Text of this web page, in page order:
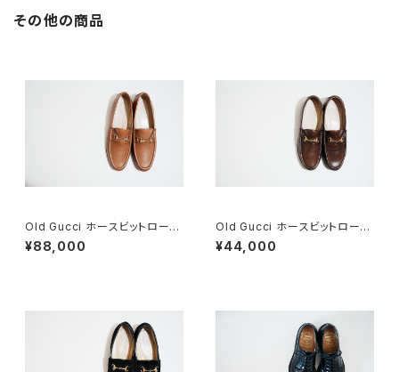
その他の商品
Old Gucci ホースビットローフ
ァー 38.5C tan ほぼDeadsto
ck
¥88,000
Old Gucci ホースビットローフ
ァー 35C DB
¥44,000